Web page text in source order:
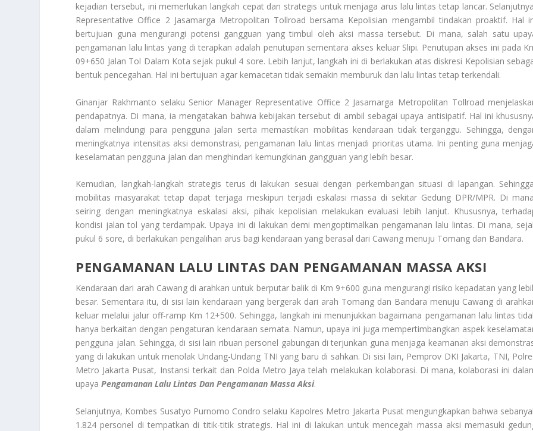
kejadian tersebut, ini memerlukan langkah cepat dan strategis untuk menjaga arus lalu lintas tetap lancar.
Representative Office 2 Jasamarga Metropolitan Tollroad bersama Kepolisian mengambil tindakan proaktif. Hal
bertujuan guna mengurangi potensi gangguan yang timbul oleh aksi massa tersebut. Di mana, salah satu
pengamanan lalu lintas yang di terapkan adalah penutupan sementara akses keluar Slipi. Penutupan akses ini pada
09+650 Jalan Tol Dalam Kota sejak pukul 4 sore. Lebih lanjut, langkah ini di berlakukan atas diskresi Kepolisian
bentuk pencegahan. Hal ini bertujuan agar kemacetan tidak semakin memburuk dan lalu lintas tetap terkendali.
Ginanjar Rakhmanto selaku Senior Manager Representative Office 2 Jasamarga Metropolitan Tollroad
pendapatnya. Di mana, ia mengatakan bahwa kebijakan tersebut di ambil sebagai upaya antisipatif. Hal ini
dalam melindungi para pengguna jalan serta memastikan mobilitas kendaraan tidak terganggu. Sehingga,
meningkatnya intensitas aksi demonstrasi, pengamanan lalu lintas menjadi prioritas utama. Ini penting guna
keselamatan pengguna jalan dan menghindari kemungkinan gangguan yang lebih besar.
Kemudian, langkah-langkah strategis terus di lakukan sesuai dengan perkembangan situasi di lapangan.
mobilitas masyarakat tetap dapat terjaga meskipun terjadi eskalasi massa di sekitar Gedung DPR/MPR. Di
seiring dengan meningkatnya eskalasi aksi, pihak kepolisian melakukan evaluasi lebih lanjut. Khususnya,
kondisi jalan tol yang terdampak. Upaya ini di lakukan demi mengoptimalkan pengamanan lalu lintas. Di mana,
pukul 6 sore, di berlakukan pengalihan arus bagi kendaraan yang berasal dari Cawang menuju Tomang dan Bandara.
PENGAMANAN LALU LINTAS DAN PENGAMANAN MASSA AKSI
Kendaraan dari arah Cawang di arahkan untuk berputar balik di Km 9+600 guna mengurangi risiko kepadatan yang
besar. Sementara itu, di sisi lain kendaraan yang bergerak dari arah Tomang dan Bandara menuju Cawang di
keluar melalui jalur off-ramp Km 12+500. Sehingga, langkah ini menunjukkan bagaimana pengamanan lalu lintas
hanya berkaitan dengan pengaturan kendaraan semata. Namun, upaya ini juga mempertimbangkan aspek
pengguna jalan. Sehingga, di sisi lain ribuan personel gabungan di terjunkan guna menjaga keamanan aksi
yang di lakukan untuk menolak Undang-Undang TNI yang baru di sahkan. Di sisi lain, Pemprov DKI Jakarta, TNI,
Metro Jakarta Pusat, Instansi terkait dan Polda Metro Jaya telah melakukan kolaborasi. Di mana, kolaborasi ini
upayaPengamanan Lalu Lintas Dan Pengamanan Massa Aksi.
Selanjutnya, Kombes Susatyo Purnomo Condro selaku Kapolres Metro Jakarta Pusat mengungkapkan bahwa
1.824 personel di tempatkan di titik-titik strategis. Hal ini di lakukan untuk mencegah massa aksi memasuki